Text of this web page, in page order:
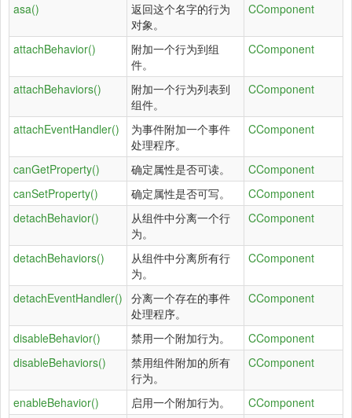
asa()
返回这个名字的行为
对象。
CComponent
attachBehavior()
附加一个行为到组
件。
CComponent
attachBehaviors()
附加一个行为列表到
组件。
CComponent
attachEventHandler()
为事件附加一个事件
处理程序。
CComponent
canGetProperty() 确定属性是否可读。
CComponent
canSetProperty()
确定属性是否可写。
CComponent
detachBehavior()
从组件中分离一个行
为。
CComponent
detachBehaviors()
从组件中分离所有行
为。
CComponent
detachEventHandler() 分离一个存在的事件
处理程序。
CComponent
disableBehavior() 禁用一个附加行为。
CComponent
disableBehaviors()
禁用组件附加的所有
行为。
CComponent
enableBehavior() 启用一个附加行为。
CComponent